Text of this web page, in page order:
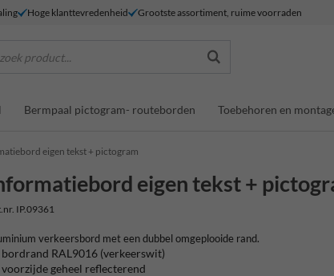
Hoge klanttevredenheid Grootste assortiment, ruime voorraden
zoek product...
Bermpaal pictogram- routeborden Toebehoren en
eigen tekst + pictogram
eigen tekst +
IP.09361
verkeersbord met een dubbel omgeplooide rand.
bordrand RAL9016 (verkeerswit)
voorzijde geheel reflecterend